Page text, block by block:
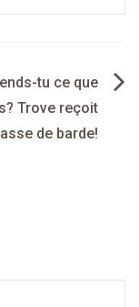
tu ce que
Trove reçoit
de barde!